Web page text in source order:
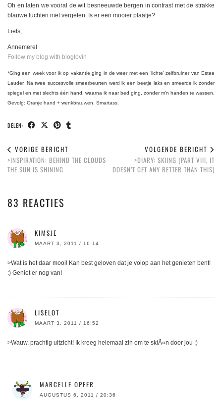
Oh en laten we vooral de wit besneeuwde bergen in contrast met de strakke
blauwe luchten niet vergeten. Is er een mooier plaatje?
Liefs,
Annemerel
Follow my blog with bloglovin
*Ging een week voor ik op vakantie ging in de weer met een ‘lichte’ zelfbruiner van Estee
Lauder. Na twee succesvolle smeerbeurten werd ik een beetje laks en smeerde ik zonder
spiegel en met slechts één hand, waarna ik naar bed ging, zonder m’n handen te wassen.
Gevolg: Oranje hand + wenkbrauwen. Smartass.
DELEN:
VORIGE BERICHT
>INSPIRATION: BEHIND THE CLOUDS
THE SUN IS SHINING
VOLGENDE BERICHT
>DIARY: SKIING (PART VIII, IT
DOESN’T GET ANY BETTER THAN THIS)
83 REACTIES
KIMSJE
MAART 3, 2011 / 16:14
>Wat is het daar mooi! Kan best geloven dat je volop aan het genieten bent!
:) Geniet er nog van!
LISELOT
MAART 3, 2011 / 16:52
>Wauw, prachtig uitzicht! Ik kreeg helemaal zin om te skiÃ«n door jou :)
MARCELLE OPFER
AUGUSTUS 6, 2011 / 20:36